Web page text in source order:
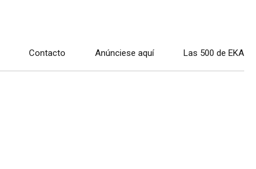
Contacto Anúnciese aquí Las 500 de EKA